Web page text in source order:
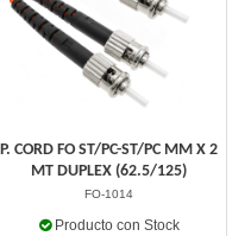
P. CORD FO ST/PC-ST/PC MM X 2
MT DUPLEX (62.5/125)
FO-1014
Producto con Stock